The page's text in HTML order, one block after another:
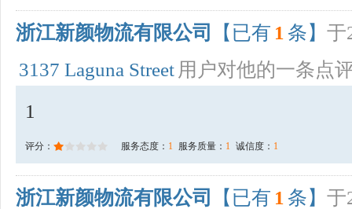
浙江新颜物流有限公司 【已有 1 条】 于
3137 Laguna Street 用户对他的一条点
1
评分： 服务态度： 1 服务质量： 1 诚信度： 1
浙江新颜物流有限公司 【已有 1 条】 于